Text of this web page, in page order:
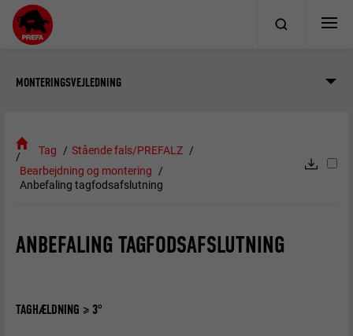
MONTERINGSVEJLEDNING
Tag
Stående fals/PREFALZ
Bearbejdning og montering
Anbefaling tagfodsafslutning
ANBEFALING TAGFODSAFSLUTNING
TAGHÆLDNING ≥ 3°